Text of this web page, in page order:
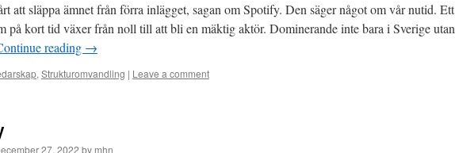
att släppa ämnet från förra inlägget, sagan om Spotify. Den säger något om vår nutid. Ett
på kort tid växer från noll till att bli en mäktig aktör. Dominerande inte bara i Sverige utan
reading →
, Strukturomvandling | Leave a comment
27, 2022 by mhn